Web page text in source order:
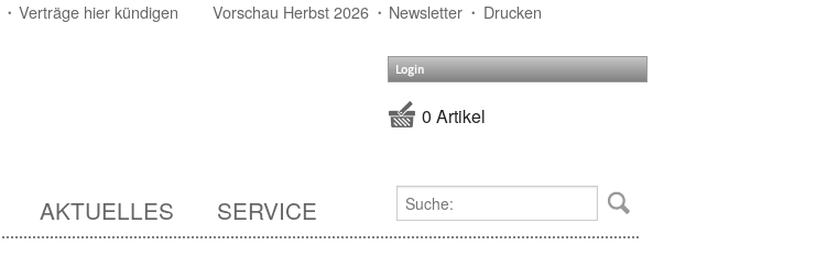
Verträge hier kündigen Vorschau Herbst 2026 Newsletter Drucken
Login
0 Artikel
AKTUELLES SERVICE